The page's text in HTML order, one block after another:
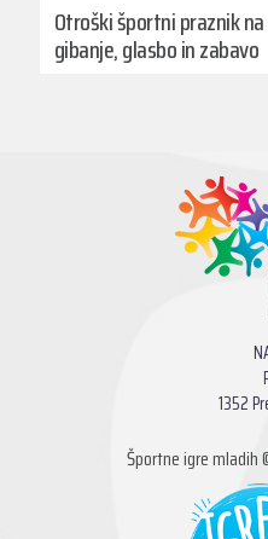
Otroški športni praznik
gibanje, glasbo in zabavo
1352
Športne igre mladih